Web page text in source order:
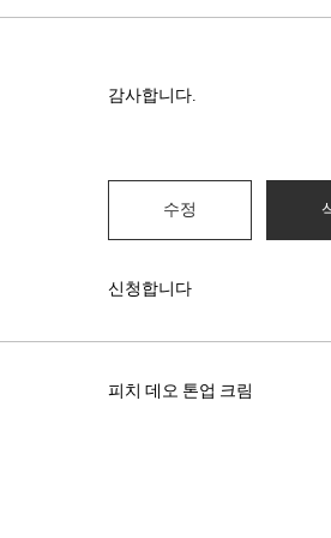
감사합니다.
수정
신청합니다
피치 데오 톤업 크림